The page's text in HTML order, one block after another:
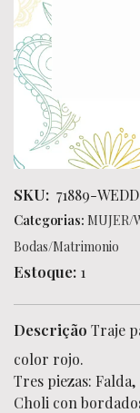
SKU: 71889-WEDD
Categorias: MUJER/
Bodas/Matrimonio
Estoque: 1
Descrição Traje
color rojo.
Tres piezas:
Choli con